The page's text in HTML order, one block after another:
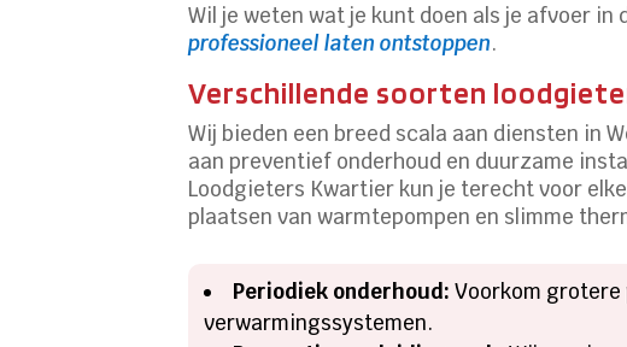
Wil je weten wat je kunt doen als je afvoer
professioneel laten ontstoppen.
Verschillende soorten
Wij bieden een breed scala aan diensten in
aan preventief onderhoud en duurzame
Loodgieters Kwartier kun je terecht voor
plaatsen van warmtepompen en slimme
Periodiek onderhoud: Voorkom grotere
verwarmingssystemen.